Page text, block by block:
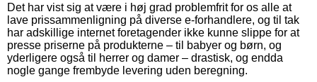
Det har vist sig at være i høj grad problemfrit for os alle at
lave prissammenligning på diverse e-forhandlere, og til tak
har adskillige internet foretagender ikke kunne slippe for at
presse priserne på produkterne – til babyer og børn, og
yderligere også til herrer og damer – drastisk, og endda
nogle gange frembyde levering uden beregning.